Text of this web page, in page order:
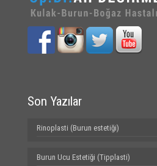
Son Yazılar
Rinoplasti (Burun estetiği)
Burun Ucu Estetiği (Tipplasti)